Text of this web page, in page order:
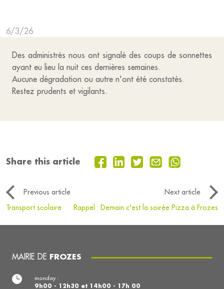
6/3/26
Des administrés nous ont signalé des coups de sonnettes
ayant eu lieu la nuit ces dernières semaines.
Aucune dégradation ou autre n'ont été constatés.
Restez prudents et vigilants.
Share this article
Previous article
Next article
Transport scolaire
Rappel : Demain c'est la soirée Pizza à Frozes
MAIRIE DE FROZES
monday :
9h00 - 12h30 et 14h00 - 17h 00